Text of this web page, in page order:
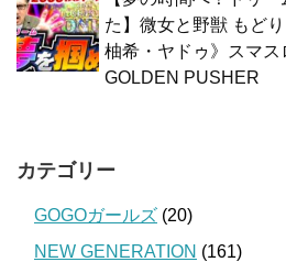
た】微女と野獣 もど
柚希・ヤドゥ》スマ
GOLDEN PUSHER
カテゴリー
GOGOガールズ (20)
NEW GENERATION (161)